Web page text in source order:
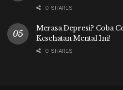
0 SHARES
Merasa Depresi? Coba
Kesehatan Mental Ini!
0 SHARES